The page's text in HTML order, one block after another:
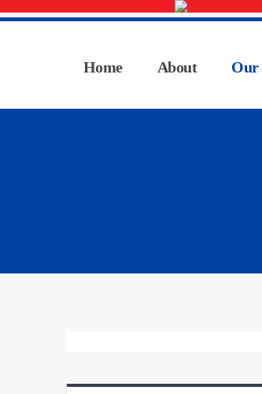
Home About Our